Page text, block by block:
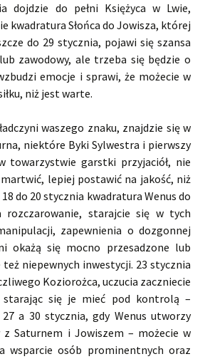
dojdzie do pełni Księżyca w Lwie,
kwadratura Słońca do Jowisza, której
do 29 stycznia, pojawi się szansa
zawodowy, ale trzeba się będzie o
emocje i sprawi, że możecie w
niż jest warte.
waszego znaku, znajdzie się w
niektóre Byki Sylwestra i pierwszy
towarzystwie garstki przyjaciół, nie
lepiej postawić na jakość, niż
do 20 stycznia kwadratura Wenus do
rozczarowanie, starajcie się w tych
zapewnienia o dozgonnej
okażą się mocno przesadzone lub
niepewnych inwestycji. 23 stycznia
Koziorożca, uczucia zaczniecie
starając się je mieć pod kontrolą –
a 30 stycznia, gdy Wenus utworzy
Saturnem i Jowiszem – możecie w
wsparcie osób prominentnych oraz